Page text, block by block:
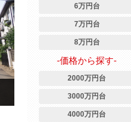
6万円台
7万円台
8万円台
-価格から探す-
2000万円台
3000万円台
4000万円台